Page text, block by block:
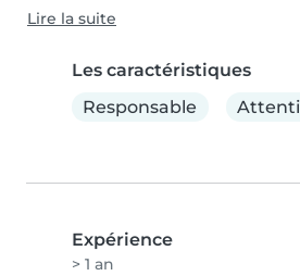
Lire la suite
Les caractéristiques
Responsable
Expérience
> 1 an